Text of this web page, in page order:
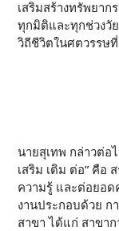
เสริมสร้างทรัพยา
ทุกมิติและทุกช่วงวั
วิถีชีวิตในศตวรรษที่
นายสุเทพ กล่าวต่อ
เสริม เติม ต่อ” คือ
ความรู้ และต่อยอด
งานประกอบด้วย ก
สาขา ได้แก่ สาขา